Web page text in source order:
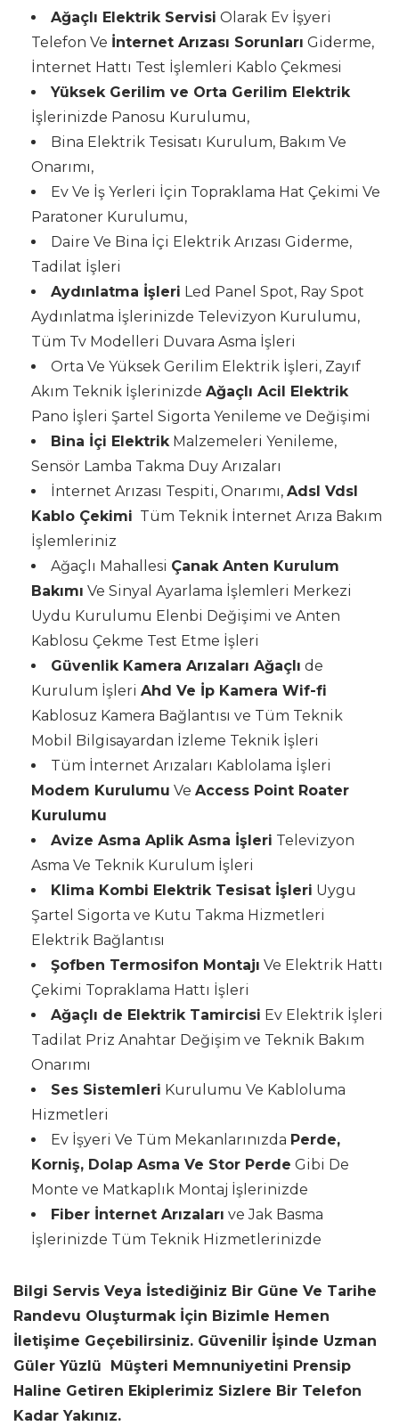
Ağaçlı Elektrik Servisi Olarak Ev İşyeri
Telefon Ve İnternet Arızası Sorunları Giderme,
İnternet Hattı Test İşlemleri Kablo Çekmesi
Yüksek Gerilim ve Orta Gerilim Elektrik
İşlerinizde Panosu Kurulumu,
Bina Elektrik Tesisatı Kurulum, Bakım Ve
Onarımı,
Ev Ve İş Yerleri İçin Topraklama Hat Çekimi Ve
Paratoner Kurulumu,
Daire Ve Bina İçi Elektrik Arızası Giderme,
Tadilat İşleri
Aydınlatma İşleri Led Panel Spot, Ray Spot
Aydınlatma İşlerinizde Televizyon Kurulumu,
Tüm Tv Modelleri Duvara Asma İşleri
Orta Ve Yüksek Gerilim Elektrik İşleri, Zayıf
Akım Teknik İşlerinizde Ağaçlı Acil Elektrik
Pano İşleri Şartel Sigorta Yenileme ve Değişimi
Bina İçi ElektrikMalzemeleri Yenileme,
Sensör Lamba Takma Duy Arızaları
İnternet Arızası Tespiti, Onarımı, Adsl Vdsl
Kablo Çekimi Tüm Teknik İnternet Arıza Bakım
İşlemleriniz
Ağaçlı Mahallesi Çanak Anten Kurulum
Bakımı Ve Sinyal Ayarlama İşlemleri Merkezi
Uydu Kurulumu Elenbi Değişimi ve Anten
Kablosu Çekme Test Etme İşleri
Güvenlik Kamera Arızaları Ağaçlı de
Kurulum İşleri Ahd Ve İp Kamera Wif-fi
Kablosuz Kamera Bağlantısı ve Tüm Teknik
Mobil Bilgisayardan İzleme Teknik İşleri
Tüm İnternet Arızaları Kablolama İşleri
Modem Kurulumu Ve Access Point Roater
Kurulumu
Avize Asma Aplik Asma İşleri Televizyon
Asma Ve Teknik Kurulum İşleri
Klima Kombi Elektrik Tesisat İşleri Uygu
Şartel Sigorta ve Kutu Takma Hizmetleri
Elektrik Bağlantısı
Şofben Termosifon Montajı Ve Elektrik Hattı
Çekimi Topraklama Hattı İşleri
Ağaçlı de Elektrik Tamircisi Ev Elektrik İşleri
Tadilat Priz Anahtar Değişim ve Teknik Bakım
Onarımı
Ses Sistemleri Kurulumu Ve Kabloluma
Hizmetleri
Ev İşyeri Ve Tüm Mekanlarınızda Perde,
Korniş, Dolap Asma Ve Stor Perde Gibi De
Monte ve Matkaplık Montaj İşlerinizde
Fiber İnternet Arızaları ve Jak Basma
İşlerinizde Tüm Teknik Hizmetlerinizde
Bilgi Servis Veya İstediğiniz Bir Güne Ve Tarihe
Randevu Oluşturmak İçin Bizimle Hemen
İletişime Geçebilirsiniz. Güvenilir İşinde Uzman
Güler Yüzlü Müşteri Memnuniyetini Prensip
Haline Getiren Ekiplerimiz Sizlere Bir Telefon
Kadar Yakınız.